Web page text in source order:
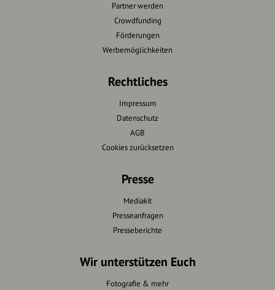
Partner werden
Crowdfunding
Förderungen
Werbemöglichkeiten
Rechtliches
Impressum
Datenschutz
AGB
Cookies zurücksetzen
Presse
Mediakit
Presseanfragen
Presseberichte
Wir unterstützen Euch
Fotografie & mehr